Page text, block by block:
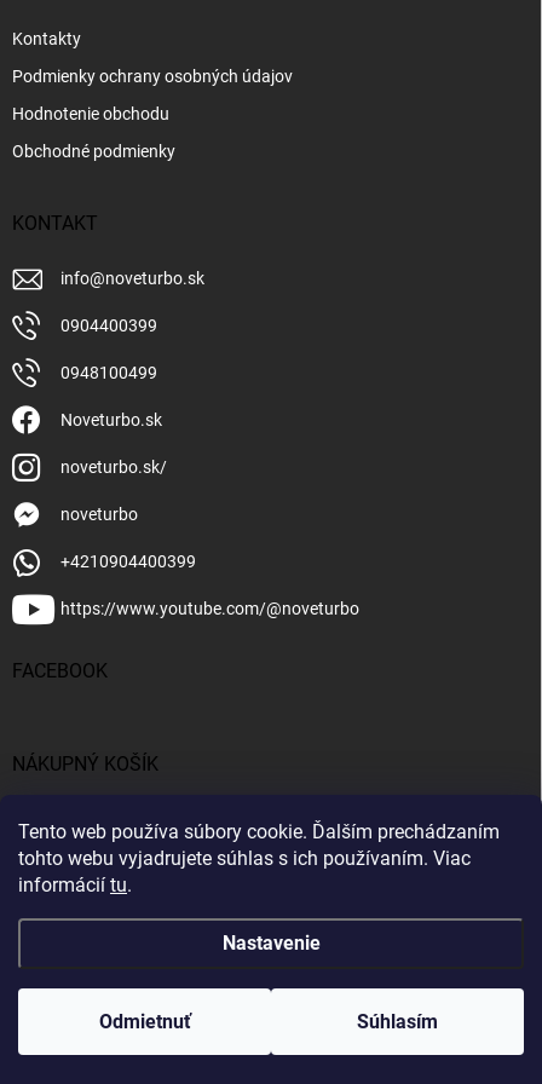
Tento web používa súbory cookie. Ďalším prechádzaním
tohto webu vyjadrujete súhlas s ich používaním. Viac
informácií tu.
Nastavenie
Odmietnuť Súhlasím
Kontakty
Podmienky ochrany osobných údajov
Hodnotenie obchodu
Obchodné podmienky
KONTAKT
info@noveturbo.sk
0904400399
0948100499
Noveturbo.sk
noveturbo.sk/
noveturbo
+4210904400399
https://www.youtube.com/@noveturbo
FACEBOOK
NÁKUPNÝ KOŠÍK
€0
Copyright 2026NOVETURBO.SK. Všetky práva vyhradené.Upraviť